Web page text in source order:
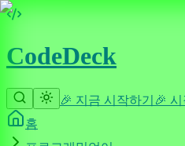
CodeDeck
🎉 지금 시작하기 🎉
홈